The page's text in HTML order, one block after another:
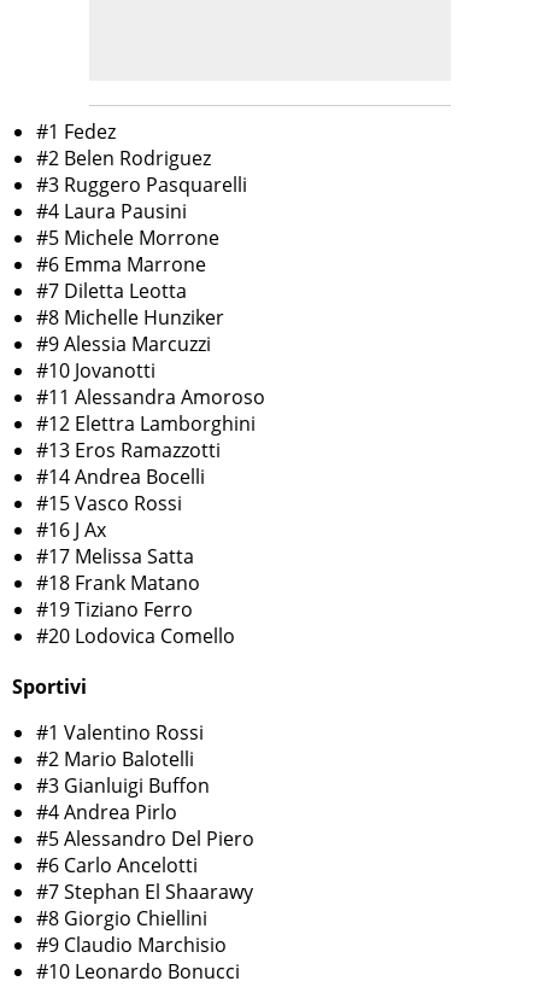
#1 Fedez
#2 Belen Rodriguez
#3 Ruggero Pasquarelli
#4 Laura Pausini
#5 Michele Morrone
#6 Emma Marrone
#7 Diletta Leotta
#8 Michelle Hunziker
#9 Alessia Marcuzzi
#10 Jovanotti
#11 Alessandra Amoroso
#12 Elettra Lamborghini
#13 Eros Ramazzotti
#14 Andrea Bocelli
#15 Vasco Rossi
#16 J Ax
#17 Melissa Satta
#18 Frank Matano
#19 Tiziano Ferro
#20 Lodovica Comello
Sportivi
#1 Valentino Rossi
#2 Mario Balotelli
#3 Gianluigi Buffon
#4 Andrea Pirlo
#5 Alessandro Del Piero
#6 Carlo Ancelotti
#7 Stephan El Shaarawy
#8 Giorgio Chiellini
#9 Claudio Marchisio
#10 Leonardo Bonucci